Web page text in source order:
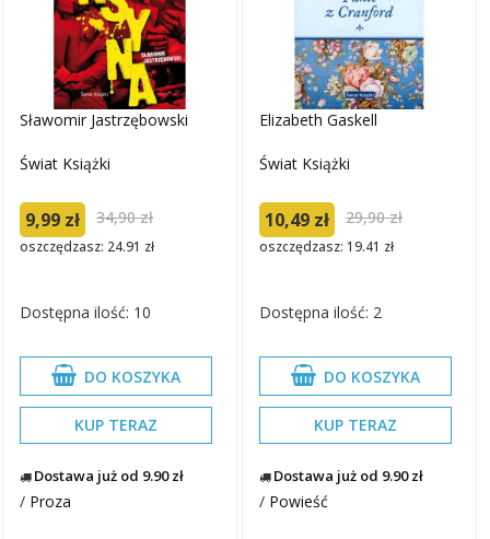
Sławomir Jastrzębowski
Świat Książki
9,99 zł 34,90 zł
oszczędzasz: 24.91 zł
Dostępna ilość: 10
DO KOSZYKA
KUP TERAZ
Dostawa już od 9.90 zł
/ Proza
Elizabeth Gaskell
Świat Książki
10,49 zł 29,90 zł
oszczędzasz: 19.41 zł
Dostępna ilość: 2
DO KOSZYKA
KUP TERAZ
Dostawa już od 9.90 zł
/ Powieść